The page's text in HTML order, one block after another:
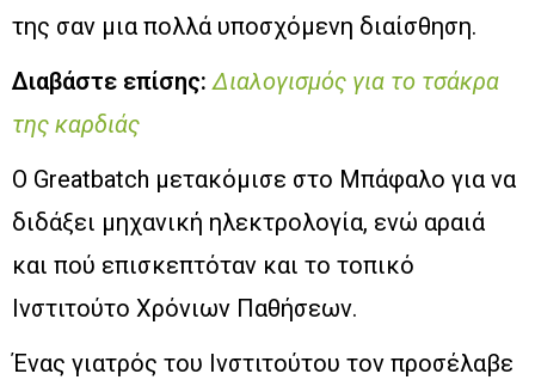
της σαν μια πολλά υποσχόμενη διαίσθηση.
Διαβάστε επίσης: Διαλογισμός για το τσάκρα
της καρδιάς
Ο Greatbatch μετακόμισε στο Μπάφαλο για να
διδάξει μηχανική ηλεκτρολογία, ενώ αραιά
και πού επισκεπτόταν και το τοπικό
Ινστιτούτο Χρόνιων Παθήσεων.
Ένας γιατρός του Ινστιτούτου τον προσέλαβε